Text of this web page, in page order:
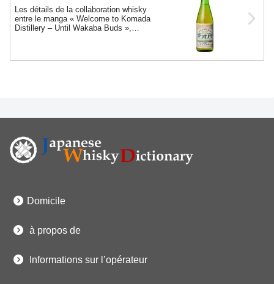
Les détails de la collaboration whisky
entre le manga « Welcome to Komada
Distillery – Until Wakaba Buds »,
Domicile
à propos de
Informations sur l’opérateur